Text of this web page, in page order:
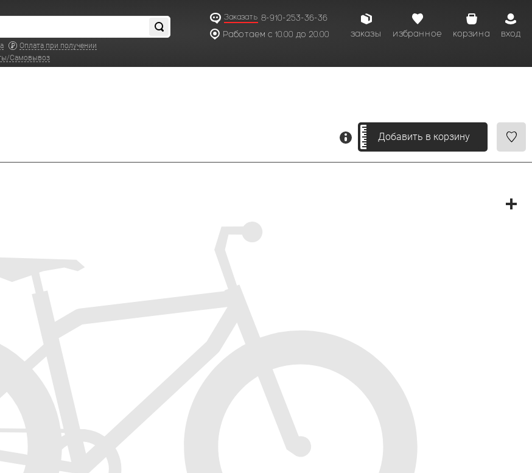
Оплата при получении
Самовывоз
Заказать 8-910-253-36-36
Работаем с 10.00 до 20.00
вход
корзина
избранное
заказы
Добавить в корзину